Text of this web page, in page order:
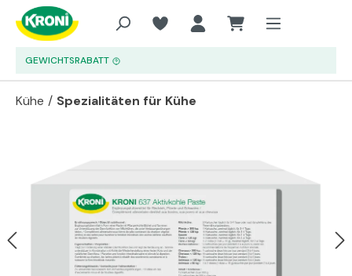
Zum Hauptinhalt springen
GEWICHTSRABATT
Kühe / Spezialitäten für Kühe